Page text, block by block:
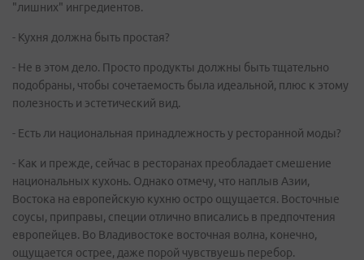
"лишних" ингредиентов.
- Кухня должна быть простая?
- Не в этом дело. Просто продукты должны быть тщательно
подобраны, чтобы сочетаемость была идеальной, плюс к этому
полезность и эстетический вид.
- Есть ли национальная принадлежность у ресторанной моды?
- Как и прежде, сейчас в ресторанах преобладает смешение
национальных кухонь. Однако отмечу, что наплыв Азии,
Востока на европейскую кухню остро ощущается. Восточные
соусы, приправы, специи отлично вписались в предпочтения
европейцев. Во Владивостоке восточная волна, конечно,
ощущается острее, даже порой чувствуешь перебор.